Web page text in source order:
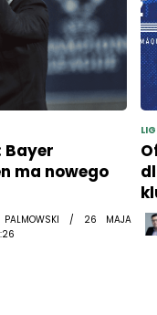
Bayer
ma nowego
PALMOWSKI / 26 MAJA